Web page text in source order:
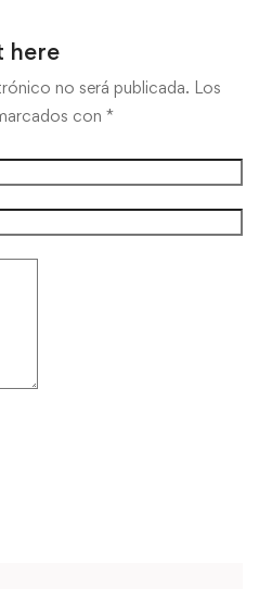
here
no será publicada. Los
con *